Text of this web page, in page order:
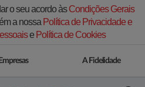
o seu acordo àsCondições Gerais
a nossa Política de Privacidade e
e Política de Cookies
Empresas A Fidelidade